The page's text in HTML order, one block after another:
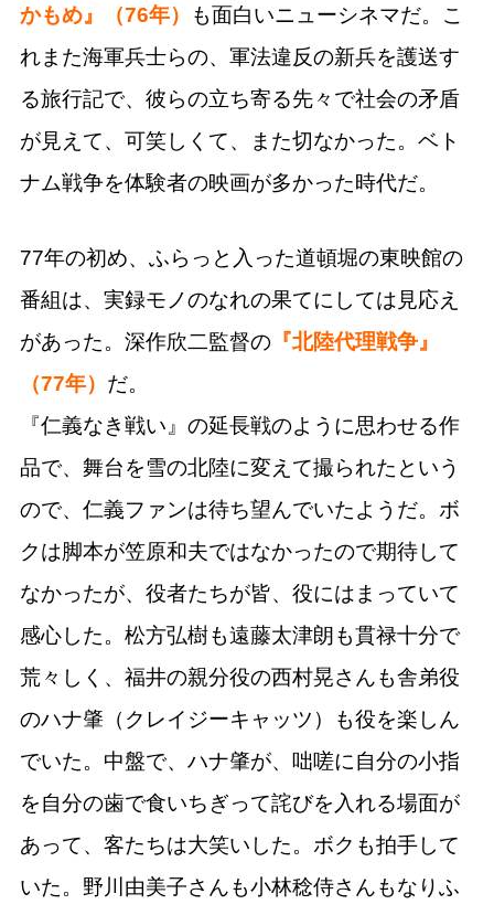
かもめ』（76年）
も面白いニューシネマだ。こ
れまた海軍兵士らの、軍法違反の新兵を護送す
る旅行記で、彼らの立ち寄る先々で社会の矛盾
が見えて、可笑しくて、また切なかった。ベト
ナム戦争を体験者の映画が多かった時代だ。
77年の初め、ふらっと入った道頓堀の東映館の
番組は、実録モノのなれの果てにしては見応え
があった。深作欣二監督の『北陸代理戦争』
（77年） だ。
『仁義なき戦い』の延長戦のように思わせる作
品で、舞台を雪の北陸に変えて撮られたという
ので、仁義ファンは待ち望んでいたようだ。ボ
クは脚本が笠原和夫ではなかったので期待して
なかったが、役者たちが皆、役にはまっていて
感心した。松方弘樹も遠藤太津朗も貫禄十分で
荒々しく、福井の親分役の西村晃さんも舎弟役
のハナ肇（クレイジーキャッツ）も役を楽しん
でいた。中盤で、ハナ肇が、咄嗟に自分の小指
を自分の歯で食いちぎって詫びを入れる場面が
あって、客たちは大笑いした。ボクも拍手して
いた。野川由美子さんも小林稔侍さんもなりふ